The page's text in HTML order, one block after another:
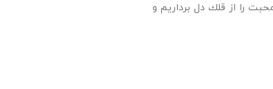
را از قلك دل برداريم و